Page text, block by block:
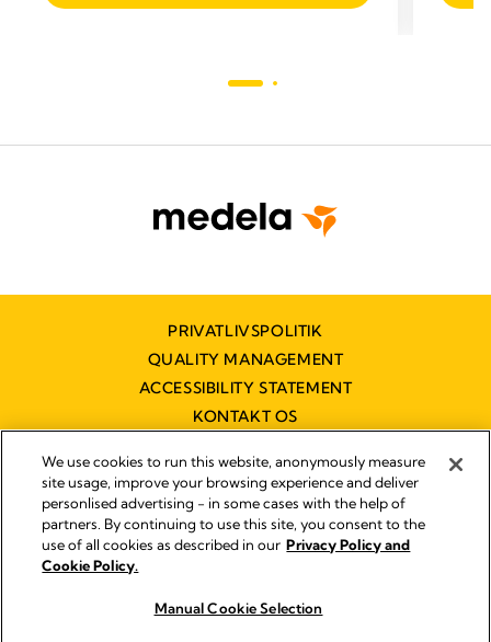
PRIVATLIVSPOLITIK
QUALITY MANAGEMENT
ACCESSIBILITY STATEMENT
KONTAKT OS
Impressum
Legal Notice
We use cookies to run this website, anonymously measure
site usage, improve your browsing experience and deliver
personlised advertising - in some cases with the help of
partners. By continuing to use this site, you consent to the
use of all cookies as described in our Privacy Policy and
Cookie Policy.
Manual Cookie Selection